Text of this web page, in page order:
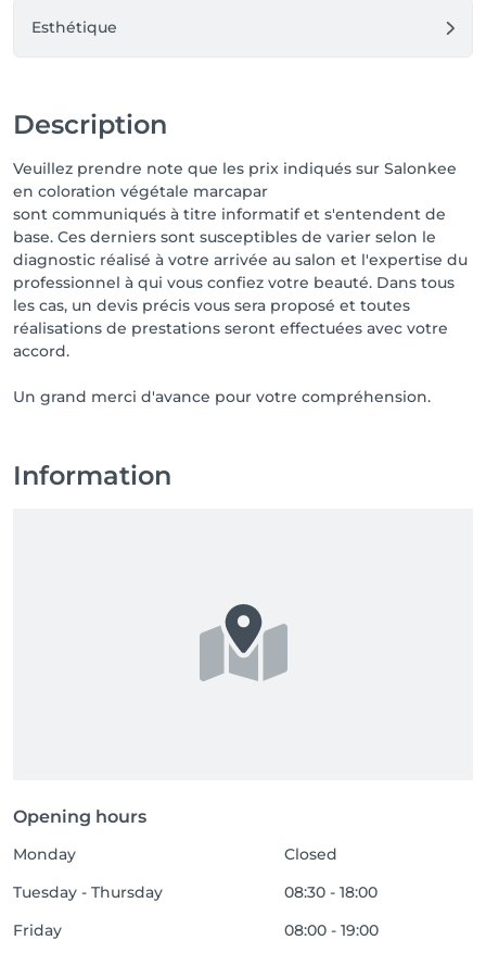
Esthétique
Description
Veuillez prendre note que les prix indiqués sur Salonkee
en coloration végétale marcapar
sont communiqués à titre informatif et s'entendent de
base. Ces derniers sont susceptibles de varier selon le
diagnostic réalisé à votre arrivée au salon et l'expertise du
professionnel à qui vous confiez votre beauté. Dans tous
les cas, un devis précis vous sera proposé et toutes
réalisations de prestations seront effectuées avec votre
accord.
Un grand merci d'avance pour votre compréhension.
Information
Opening hours
Monday
Closed
Tuesday - Thursday
08:30 - 18:00
Friday
08:00 - 19:00